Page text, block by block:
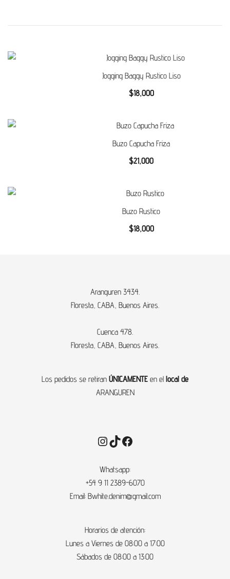
Jogging Baggy Rustico Liso
$18,000
Buzo Capucha Friza
$21,000
Buzo Rustico
$18,000
Aranguren 3434.
Floresta, CABA, Buenos Aires.
Cuenca 478.
Floresta, CABA, Buenos Aires.
Los pedidos se retiran ÚNICAMENTE en el local de
ARANGUREN
Instagram
TikTokFacebook
Whatsapp:
+54 9 11 2389-6070
Email: Bwhite.denim@gmail.com
Horarios de atención:
Lunes a Viernes de 08:00 a 17:00
Sábados de 08:00 a 13:00